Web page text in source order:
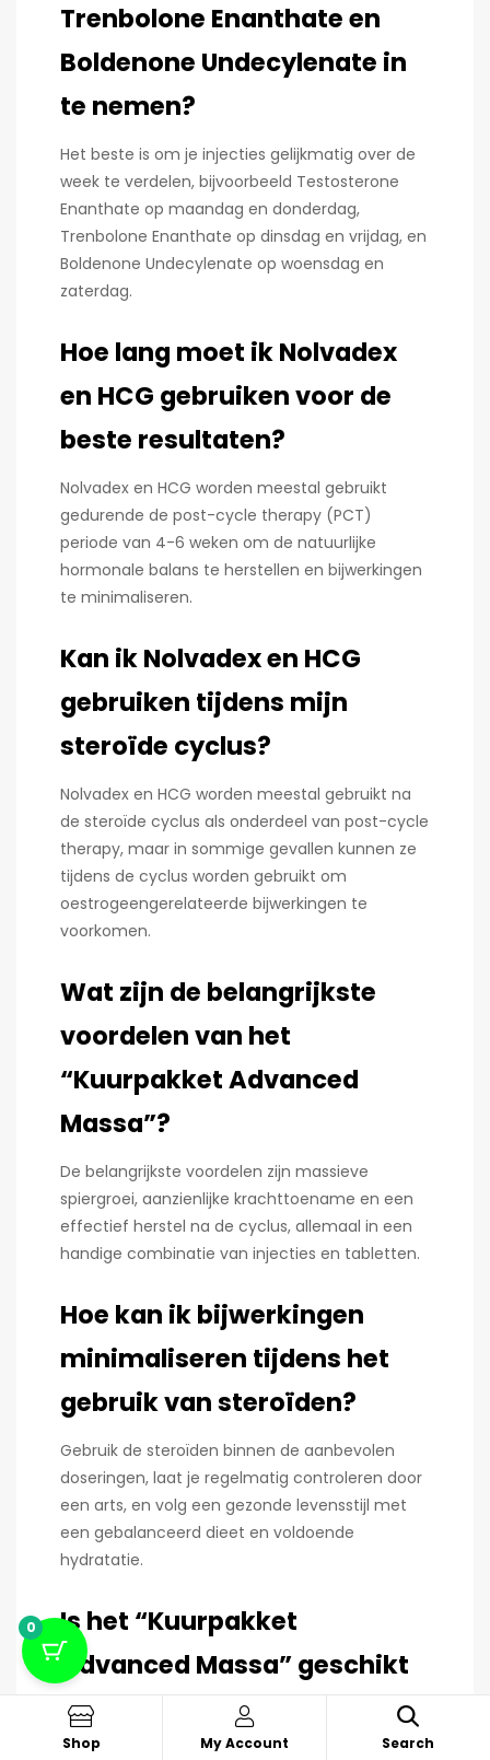
Trenbolone Enanthate en
Boldenone Undecylenate in
te nemen?
Het beste is om je injecties gelijkmatig over de
week te verdelen, bijvoorbeeld Testosterone
Enanthate op maandag en donderdag,
Trenbolone Enanthate op dinsdag en vrijdag, en
Boldenone Undecylenate op woensdag en
zaterdag.
Hoe lang moet ik Nolvadex
en HCG gebruiken voor de
beste resultaten?
Nolvadex en HCG worden meestal gebruikt
gedurende de post-cycle therapy (PCT)
periode van 4-6 weken om de natuurlijke
hormonale balans te herstellen en bijwerkingen
te minimaliseren.
Kan ik Nolvadex en HCG
gebruiken tijdens mijn
steroïde cyclus?
Nolvadex en HCG worden meestal gebruikt na
de steroïde cyclus als onderdeel van post-cycle
therapy, maar in sommige gevallen kunnen ze
tijdens de cyclus worden gebruikt om
oestrogeengerelateerde bijwerkingen te
voorkomen.
Wat zijn de belangrijkste
voordelen van het
“Kuurpakket Advanced
Massa”?
De belangrijkste voordelen zijn massieve
spiergroei, aanzienlijke krachttoename en een
effectief herstel na de cyclus, allemaal in een
handige combinatie van injecties en tabletten.
Hoe kan ik bijwerkingen
minimaliseren tijdens het
gebruik van steroïden?
Gebruik de steroïden binnen de aanbevolen
doseringen, laat je regelmatig controleren door
een arts, en volg een gezonde levensstijl met
een gebalanceerd dieet en voldoende
hydratatie.
Is het “Kuurpakket
Advanced Massa” geschikt
voor beginners?
Shop My Account Search
0